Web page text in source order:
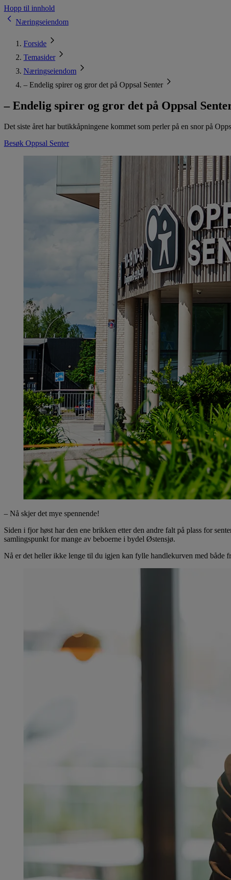
Hopp til innhold
Næringseiendom
Forside
Temasider
Næringseiendom
– Endelig spirer og gror det på Oppsal Senter
– Endelig spirer og gror det på Oppsal
Det siste året har butikkåpningene kommet som perler på en snor på
Besøk Oppsal Senter
– Nå skjer det mye spennende!
Siden i fjor høst har den ene brikken etter den andre falt på plass for
samlingspunkt for mange av beboerne i bydel Østensjø.
Nå er det heller ikke lenge til du igjen kan fylle handlekurven med både